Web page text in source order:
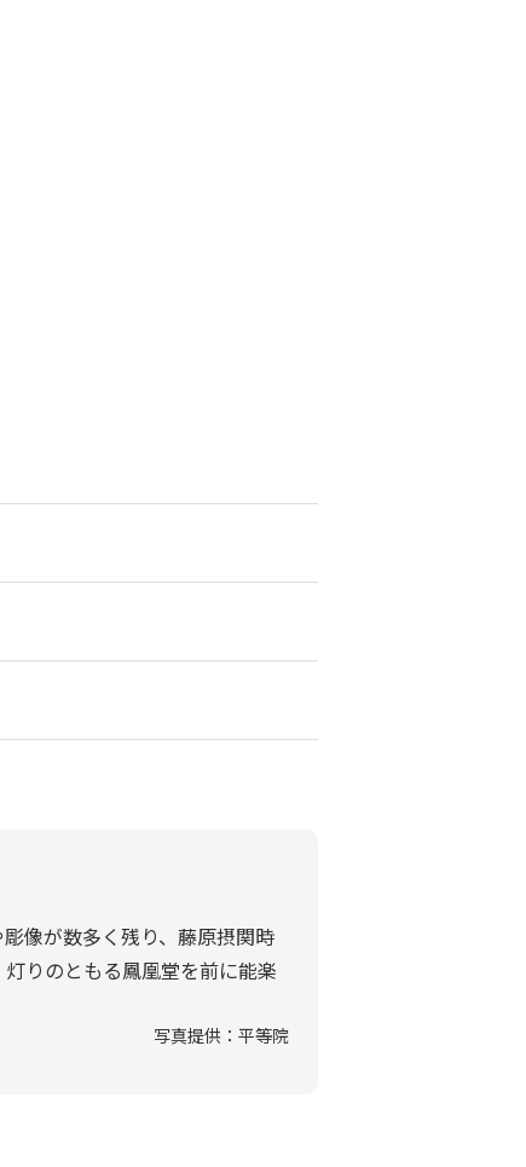
像が数多く残り、藤原摂関時
りのともる鳳凰堂を前に能楽
写真提供：平等院